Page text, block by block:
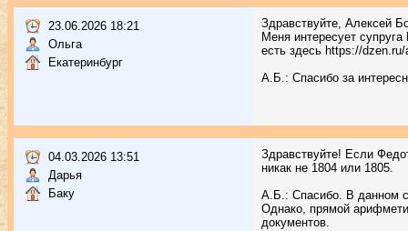
23.06.2026 18:21
Ольга
Екатеринбург
Здравствуйте, Алексей
Меня интересует
есть здесь https://
А.Б.: Спасибо за
04.03.2026 13:51
Дарья
Баку
Здравствуйте! Если
никак не 1804 или 1805.
А.Б.: Спасибо. В данном
Однако, прямой
документов.